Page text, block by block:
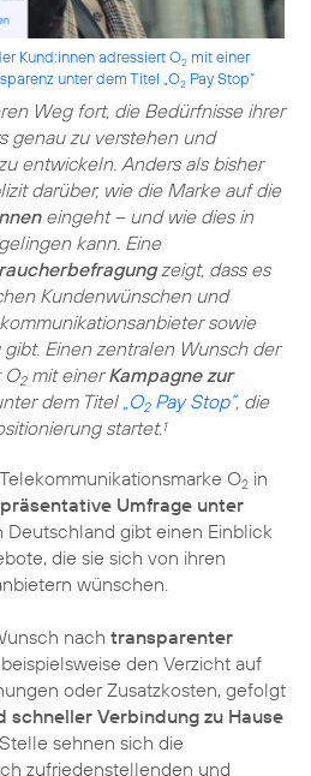
Kund:innen adressiert O2 mit einer
unter dem Titel „O2 Pay Stop“
Weg fort, die Bedürfnisse ihrer
genau zu verstehen und
entwickeln. Anders als bisher
darüber, wie die Marke auf die
eingeht – und wie dies in
kann. Eine
zeigt, dass es
Kundenwünschen und
sowie
Einen zentralen Wunsch der
O2mit einerKampagne zur
dem Titel „O2Pay Stop“, die
startet. 1
O2 in
Umfrage unter
Deutschland gibt einen Einblick
die sie sich von ihren
wünschen.
nach transparenter
den Verzicht auf
oder Zusatzkosten, gefolgt
schneller Verbindung zu Hause
Stelle sehnen sich die
zufriedenstellenden und